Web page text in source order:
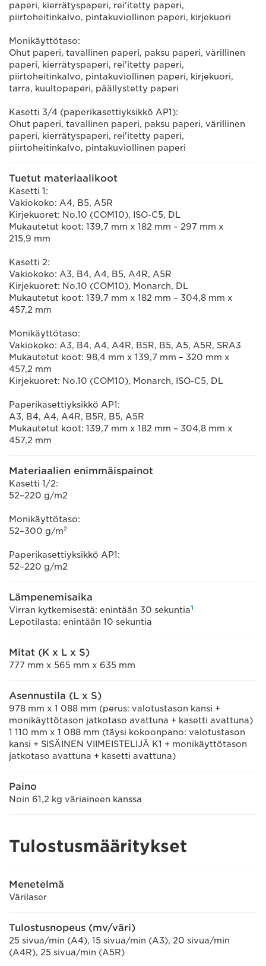
paperi, kierrätyspaperi, rei'itetty paperi,
piirtoheitinkalvo, pintakuviollinen paperi, kirjekuori
Monikäyttötaso:
Ohut paperi, tavallinen paperi, paksu paperi, värillinen
paperi, kierrätyspaperi, rei'itetty paperi,
piirtoheitinkalvo, pintakuviollinen paperi, kirjekuori,
tarra, kuultopaperi, päällystetty paperi
Kasetti 3/4 (paperikasettiyksikkö AP1):
Ohut paperi, tavallinen paperi, paksu paperi, värillinen
paperi, kierrätyspaperi, rei'itetty paperi,
piirtoheitinkalvo, pintakuviollinen paperi
Tuetut materiaalikoot
Kasetti 1:
Vakiokoko: A4, B5, A5R
Kirjekuoret: No.10 (COM10), ISO-C5, DL
Mukautetut koot: 139,7 mm x 182 mm – 297 mm x
215,9 mm
Kasetti 2:
Vakiokoko: A3, B4, A4, B5, A4R, A5R
Kirjekuoret: No.10 (COM10), Monarch, DL
Mukautetut koot: 139,7 mm x 182 mm – 304,8 mm x
457,2 mm
Monikäyttötaso:
Vakiokoko: A3, B4, A4, A4R, B5R, B5, A5, A5R, SRA3
Mukautetut koot: 98,4 mm x 139,7 mm – 320 mm x
457,2 mm
Kirjekuoret: No.10 (COM10), Monarch, ISO-C5, DL
Paperikasettiyksikkö AP1:
A3, B4, A4, A4R, B5R, B5, A5R
Mukautetut koot: 139,7 mm x 182 mm – 304,8 mm x
457,2 mm
Materiaalien enimmäispainot
Kasetti 1/2:
52–220 g/m2
Monikäyttötaso:
52–300 g/m²
Paperikasettiyksikkö AP1:
52–220 g/m2
Lämpenemisaika
Virran kytkemisestä: enintään 30 sekuntia1
Lepotilasta: enintään 10 sekuntia
Mitat (K x L x S)
777 mm x 565 mm x 635 mm
Asennustila (L x S)
978 mm x 1 088 mm (perus: valotustason kansi +
monikäyttötason jatkotaso avattuna + kasetti avattuna)
1 110 mm x 1 088 mm (täysi kokoonpano: valotustason
kansi + SISÄINEN VIIMEISTELIJÄ K1 + monikäyttötason
jatkotaso avattuna + kasetti avattuna)
Paino
Noin 61,2 kg väriaineen kanssa
Tulostusmääritykset
Menetelmä
Värilaser
Tulostusnopeus (mv/väri)
25 sivua/min (A4), 15 sivua/min (A3), 20 sivua/min
(A4R), 25 sivua/min (A5R)